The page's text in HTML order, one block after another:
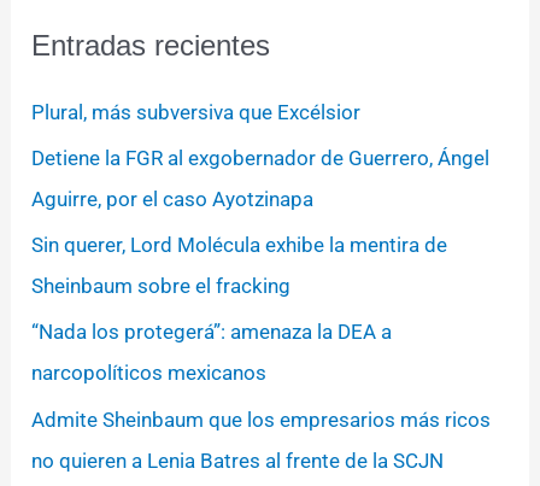
Entradas recientes
Plural, más subversiva que Excélsior
Detiene la FGR al exgobernador de Guerrero, Ángel
Aguirre, por el caso Ayotzinapa
Sin querer, Lord Molécula exhibe la mentira de
Sheinbaum sobre el fracking
“Nada los protegerá”: amenaza la DEA a
narcopolíticos mexicanos
Admite Sheinbaum que los empresarios más ricos
no quieren a Lenia Batres al frente de la SCJN